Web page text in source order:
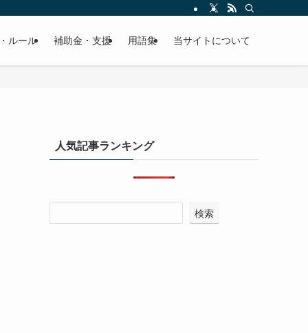
ルール 補助金・支援 用語集 当サイトについて
人気記事ランキング
検索